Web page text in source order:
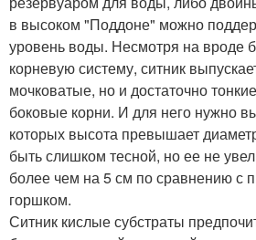
в высоком "Поддоне" можно
уровень воды. Несмотря на вроде
корневую систему, ситник
мочковатые, но и достаточно
боковые корни. И для него нужно
которых высота превышает
быть слишком тесной, но ее не
более чем на 5 см по сравнению с
горшком.
Ситник кислые субстраты